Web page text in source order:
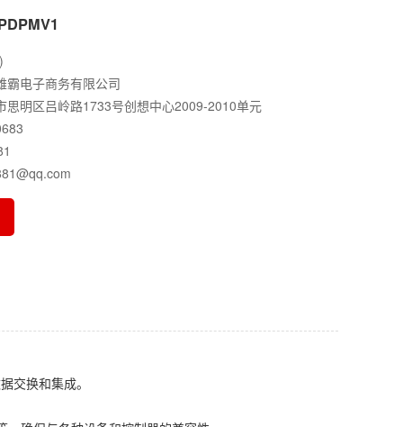
霸电子商务有限公司
思明区吕岭路1733号创想中心2009-2010单元
交换和集成。